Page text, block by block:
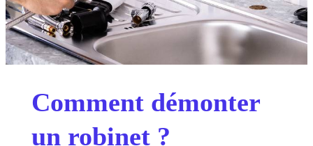
Comment démonter
un robinet ?